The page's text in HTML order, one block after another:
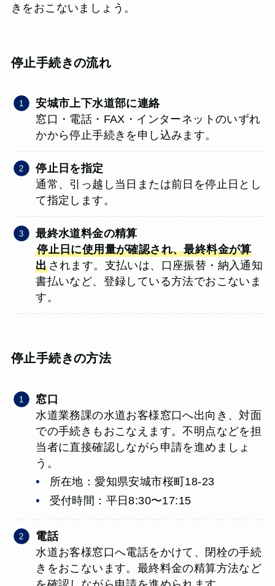
きをおこないましょう。
停止手続きの流れ
安城市上下水道部に連絡
窓口・電話・FAX・インターネットのいずれ
かから停止手続きを申し込みます。
停止日を指定
通常、引っ越し当日または前日を停止日とし
て指定します。
最終水道料金の精算
停止日に使用量が確認され、最終料金が算
出されます。支払いは、口座振替・納入通知
書払いなど、登録している方法でおこないま
す。
停止手続きの方法
窓口
水道業務課の水道お客様窓口へ出向き、対面
での手続きもおこなえます。不明点などを担
当者に直接確認しながら申請を進めましょ
う。
所在地：愛知県安城市桜町18-23
受付時間：平日8:30〜17:15
電話
水道お客様窓口へ電話をかけて、閉栓の手続
きをおこないます。最終料金の精算方法など